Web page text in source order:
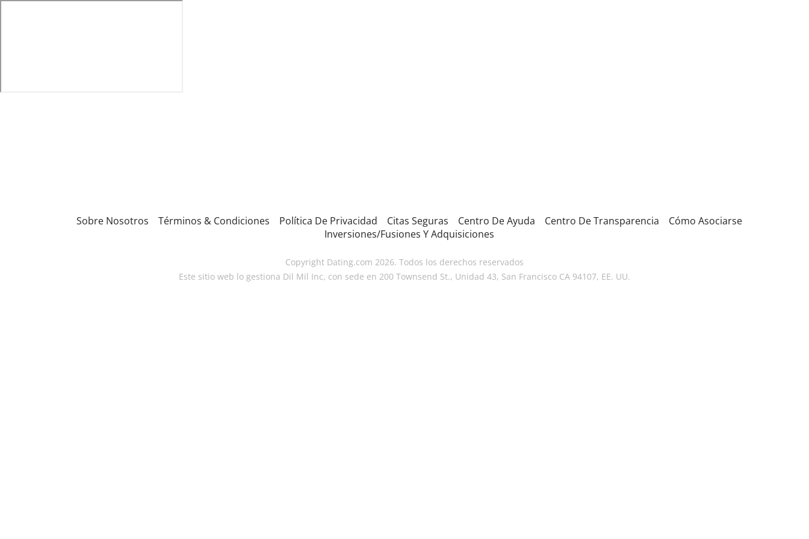
Sobre Nosotros Términos & Condiciones Política De Privacidad Citas Seguras Centro De Ayuda Centro De Transparencia
Cómo Asociarse
Inversiones/Fusiones Y Adquisiciones
Copyright Dating.com 2026. Todos los derechos reservados
Este sitio web lo gestiona Dil Mil Inc, con sede en 200 Townsend St., Unidad 43, San Francisco CA 94107, EE. UU.